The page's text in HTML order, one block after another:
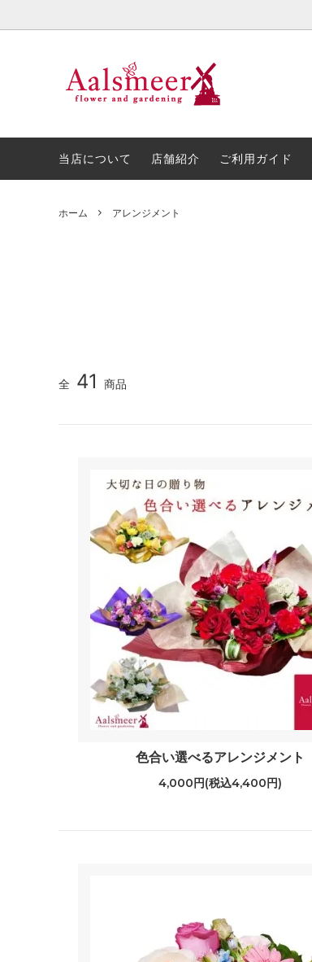
アレンジメント
開店・開業・周年祝い
当店について 店舗紹介 ご利用ガイド
ホーム アレンジメント
全 41 商品
色合い選べるアレンジメント
4,000円(税込4,400円)